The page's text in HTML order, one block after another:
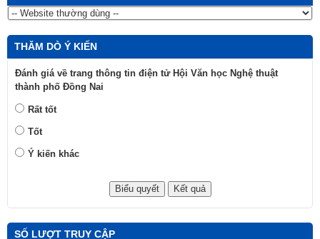
THĂM DÒ Ý KIẾN
Đánh giá về trang thông tin điện tử Hội Văn học Nghệ thuật
thành phố Đồng Nai
Rất tốt
Tốt
Ý kiến khác
SỐ LƯỢT TRUY CẬP